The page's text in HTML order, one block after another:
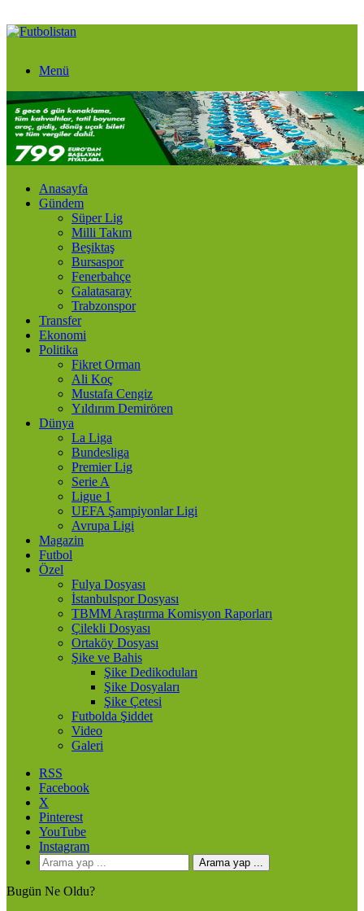
Menü
Anasayfa
Gündem
Süper Lig
Milli Takım
Beşiktaş
Bursaspor
Fenerbahçe
Galatasaray
Trabzonspor
Transfer
Ekonomi
Politika
Fikret Orman
Ali Koç
Mustafa Cengiz
Yıldırım Demirören
Dünya
La Liga
Bundesliga
Premier Lig
Serie A
Ligue 1
UEFA Şampiyonlar Ligi
Avrupa Ligi
Magazin
Futbol
Özel
Fulya Dosyası
İstanbulspor Dosyası
TBMM Araştırma Komisyon Raporları
Çilekli Dosyası
Ortaköy Dosyası
Şike ve Bahis
Şike Dedikoduları
Şike Dosyaları
Şike Çetesi
Futbolda Şiddet
Video
Galeri
RSS
Facebook
X
Pinterest
YouTube
Instagram
Arama yap ...
Bugün Ne Oldu?